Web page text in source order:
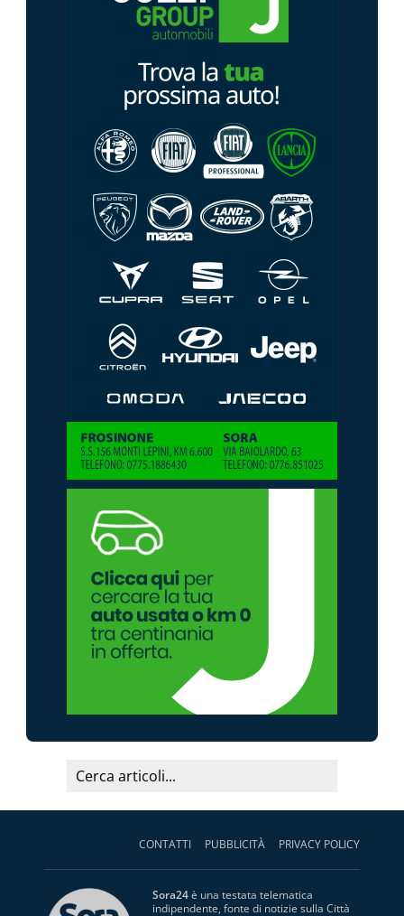
CONTATTI PUBBLICITÀ PRIVACY POLICY
Sora24è una testata telematica
indipendente, fonte di notizie sulla Città